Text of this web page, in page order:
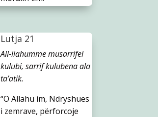
Lutja 21
All-llahumme musarrifel
kulubi, sarrif kulubena ala
ta’atik.
“O Allahu im, Ndryshues
i zemrave, përforcoje